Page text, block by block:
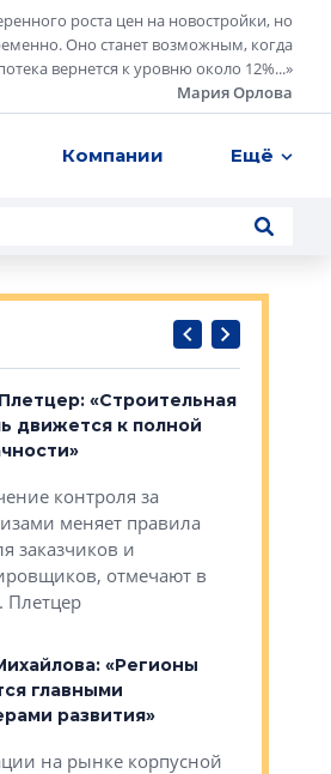
роста цен на новостройки, но
Оно станет возможным, когда
вернется к уровню около 12%...»
Мария Орлова
Компании Ещё
«Строительная
движется к полной
контроля за
меняет правила
заказчиков и
отмечают в
Плетцер
«Регионы
главными
развития»
на рынке корпусной